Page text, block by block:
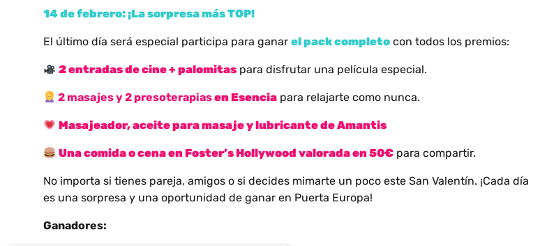
14 de febrero: ¡La sorpresa más TOP!
El último día será especial participa para ganar el pack completo con todos los premios:
2 entradas de cine + palomitas para disfrutar una película especial.
2 masajes y 2 presoterapiasen Esencia para relajarte como nunca.
Masajeador, aceite para masaje y lubricante de Amantis
Una comida o cena en Foster’s Hollywood valorada en 50€ para compartir.
No importa si tienes pareja, amigos o si decides mimarte un poco este San Valentín. ¡Cada día
es una sorpresa y una oportunidad de ganar en Puerta Europa!
Ganadores: